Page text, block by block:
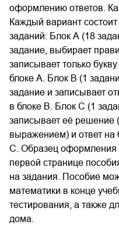
оформлению ответов.
Каждый вариант
заданий: Блок А (18
задание, выбирает
записывает только
блоке А. Блок В (1
задание и записывает
в блоке В. Блок С (1
записывает её решение
выражением) и ответ на
С. Образец оформления
первой странице
на задания. Пособие
математики в конце
тестирования, а также
дома.